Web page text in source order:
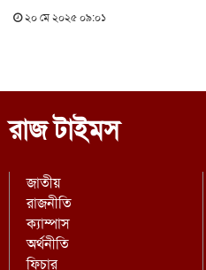
২০ মে ২০২৫ ০৯:০১
রাজ টাইমস
জাতীয়
রাজনীতি
ক্যাম্পাস
অর্থনীতি
ফিচার